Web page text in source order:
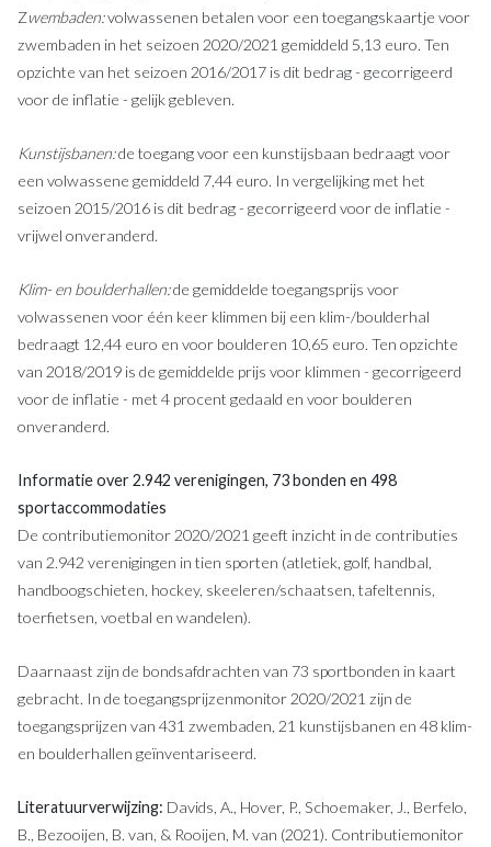
Zwembaden:volwassenen betalen voor een toegangskaartje voor
zwembaden in het seizoen 2020/2021 gemiddeld 5,13 euro. Ten
opzichte van het seizoen 2016/2017 is dit bedrag - gecorrigeerd
voor de inflatie - gelijk gebleven.
Kunstijsbanen:de toegang voor een kunstijsbaan bedraagt voor
een volwassene gemiddeld 7,44 euro. In vergelijking met het
seizoen 2015/2016 is dit bedrag - gecorrigeerd voor de inflatie -
vrijwel onveranderd.
Klim- en boulderhallen:de gemiddelde toegangsprijs voor
volwassenen voor één keer klimmen bij een klim-/boulderhal
bedraagt 12,44 euro en voor boulderen 10,65 euro. Ten opzichte
van 2018/2019 is de gemiddelde prijs voor klimmen - gecorrigeerd
voor de inflatie - met 4 procent gedaald en voor boulderen
onveranderd.
Informatie over 2.942 verenigingen, 73 bonden en 498
sportaccommodaties
De contributiemonitor 2020/2021 geeft inzicht in de contributies
van 2.942 verenigingen in tien sporten (atletiek, golf, handbal,
handboogschieten, hockey, skeeleren/schaatsen, tafeltennis,
toerfietsen, voetbal en wandelen).
Daarnaast zijn de bondsafdrachten van 73 sportbonden in kaart
gebracht. In de toegangsprijzenmonitor 2020/2021 zijn de
toegangsprijzen van 431 zwembaden, 21 kunstijsbanen en 48 klim-
en boulderhallen geïnventariseerd.
Literatuurverwijzing: Davids, A., Hover, P., Schoemaker, J., Berfelo,
B., Bezooijen, B. van, & Rooijen, M. van (2021). Contributiemonitor